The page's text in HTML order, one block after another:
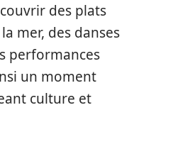
des plats
mer, des danses
performances
un moment
culture et